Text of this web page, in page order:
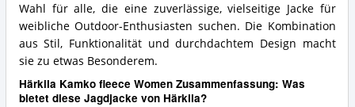
Wahl für alle, die eine zuverlässige, vielseitige Jacke für
weibliche Outdoor-Enthusiasten suchen. Die Kombination
aus Stil, Funktionalität und durchdachtem Design macht
sie zu etwas Besonderem.
Härkila Kamko fleece Women Zusammenfassung: Was
bietet diese Jagdjacke von Härkila?